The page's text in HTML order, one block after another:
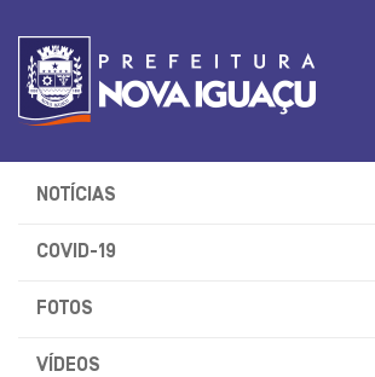
NOTÍCIAS
COVID-19
FOTOS
VÍDEOS